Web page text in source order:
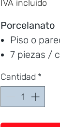
1
Metro
cuadrado
IVA incluido
Porcelanato
Piso o
7 piezas /
Cubre:
Cantidad *